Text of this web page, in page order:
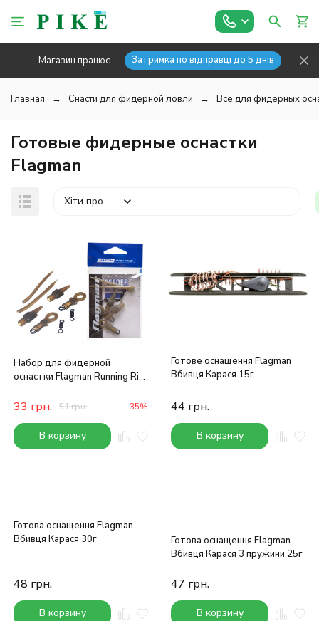
Магазин працює Затримка по відправці до 5 днів
Главная Снасти для фидерной ловли Все для фидерных
Готовые фидерные оснастки
Flagman
Хіти продажів
Набор для фидерной
оснастки Flagman Running Rig
33 грн. 51грн. -35%
В корзину
Готове оснащення Flagman
Вбивця Карася 15г
44 грн.
В корзину
Готова оснащення Flagman
Вбивця Карася 30г
48 грн.
В корзину
Готова оснащення Flagman
Вбивця Карася 3 пружини 25г
47 грн.
В корзину